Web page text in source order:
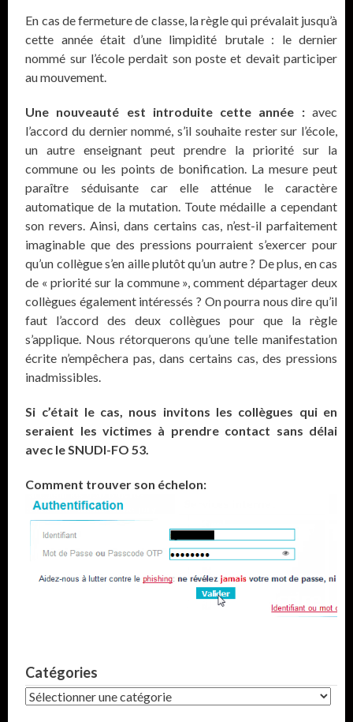
En cas de fermeture de classe, la règle qui prévalait jusqu’à
cette année était d’une limpidité brutale : le dernier
nommé sur l’école perdait son poste et devait participer
au mouvement.
Une nouveauté est introduite cette année :avec
l’accord du dernier nommé, s’il souhaite rester sur l’école,
un autre enseignant peut prendre la priorité sur la
commune ou les points de bonification. La mesure peut
paraître séduisante car elle atténue le caractère
automatique de la mutation. Toute médaille a cependant
son revers. Ainsi, dans certains cas, n’est-il parfaitement
imaginable que des pressions pourraient s’exercer pour
qu’un collègue s’en aille plutôt qu’un autre ? De plus, en cas
de « priorité sur la commune », comment départager deux
collègues également intéressés ? On pourra nous dire qu’il
faut l’accord des deux collègues pour que la règle
s’applique. Nous rétorquerons qu’une telle manifestation
écrite n’empêchera pas, dans certains cas, des pressions
inadmissibles.
Si c’était le cas, nous invitons les collègues qui en
seraient les victimes à prendre contact sans délai
avec le SNUDI-FO 53.
Comment trouver son échelon:
Catégories
Catégories